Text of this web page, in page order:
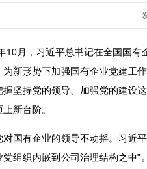
10月，习近平总书记在全国国有
为新形势下加强国有企业党建工
握坚持党的领导、加强党的建设
新台阶。
对国有企业的领导不动摇。习近
党组织内嵌到公司治理结构之中